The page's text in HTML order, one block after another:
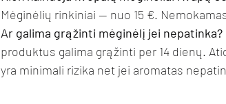
Mėginėlių rinkiniai — nuo 15 €.
Ar galima grąžinti mėginėlį jei nepatinka?
produktus galima grąžinti per 14 dienų.
yra minimali rizika net jei aromatas